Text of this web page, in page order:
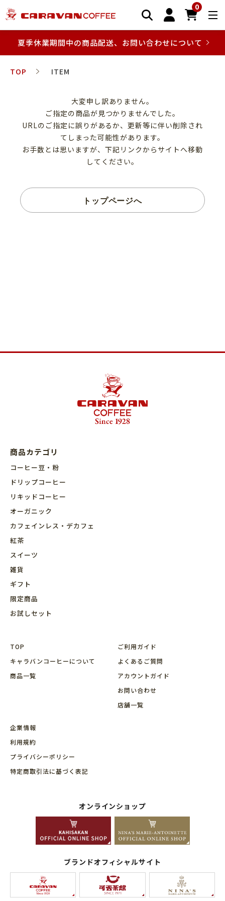
0
夏季休業期間中の商品配送、お問い合わせについて
TOP ITEM
大変申し訳ありません。
ご指定の商品が見つかりませんでした。
URLのご指定に誤りがあるか、更新等に伴い削除され
てしまった可能性があります。
お手数とは思いますが、下記リンクからサイトへ移動
してください。
トップページへ
商品カテゴリ
コーヒー豆・粉
ドリップコーヒー
リキッドコーヒー
オーガニック
カフェインレス・デカフェ
紅茶
スイーツ
雑貨
ギフト
限定商品
お試しセット
TOP
キャラバンコーヒーについて
商品⼀覧
ご利用ガイド
よくあるご質問
アカウントガイド
お問い合わせ
店舗⼀覧
企業情報
利用規約
プライバシーポリシー
特定商取引法に基づく表記
オンラインショップ
ブランドオフィシャルサイト